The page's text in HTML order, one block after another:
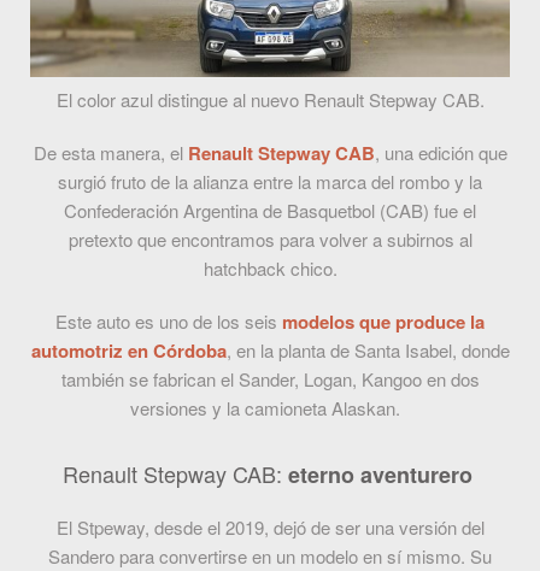
El color azul distingue al nuevo Renault Stepway CAB.
De esta manera, el Renault Stepway CAB, una edición que
surgió fruto de la alianza entre la marca del rombo y la
Confederación Argentina de Basquetbol (CAB) fue el
pretexto que encontramos para volver a subirnos al
hatchback chico.
Este auto es uno de los seis modelos que produce la
automotriz en Córdoba, en la planta de Santa Isabel, donde
también se fabrican el Sander, Logan, Kangoo en dos
versiones y la camioneta Alaskan.
Renault Stepway CAB: eterno aventurero
El Stpeway, desde el 2019, dejó de ser una versión del
Sandero para convertirse en un modelo en sí mismo. Su